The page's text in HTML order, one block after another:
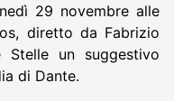
29 novembre alle
diretto da Fabrizio
un suggestivo
di Dante.